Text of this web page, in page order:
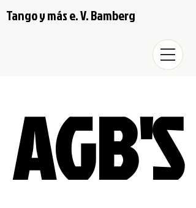
Tango y más e. V. Bamberg
AGB'S
AGB'S